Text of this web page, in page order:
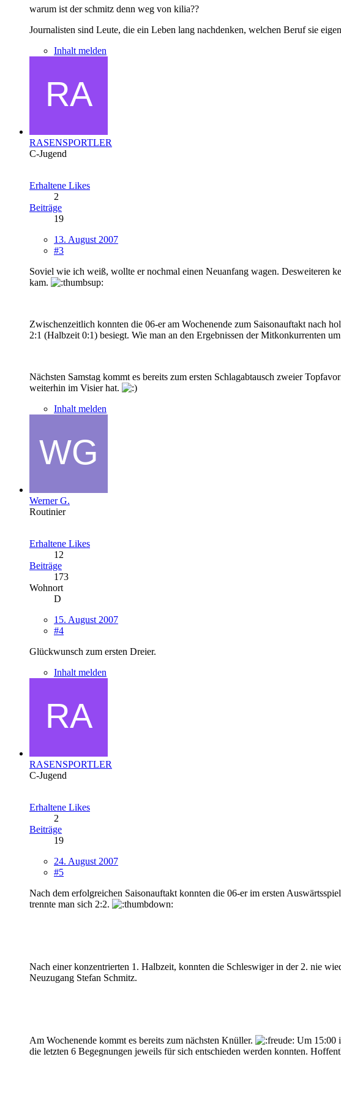
warum ist der schmitz denn weg von kilia??
Journalisten sind Leute, die ein Leben lang nachdenken, welchen Beruf sie
Inhalt melden
RASENSPORTLER
C-Jugend
Erhaltene Likes
2
Beiträge
19
13. August 2007
#3
Soviel wie ich weiß, wollte er nochmal einen Neuanfang wagen. Desweiteren
kam.
Zwischenzeitlich konnten die 06-er am Wochenende zum Saisonauftakt nach
2:1 (Halbzeit 0:1) besiegt. Wie man an den Ergebnissen der Mitkonkurrenten
Nächsten Samstag kommt es bereits zum ersten Schlagabtausch zweier
weiterhin im Visier hat.
Inhalt melden
Werner G.
Routinier
Erhaltene Likes
12
Beiträge
173
Wohnort
D
15. August 2007
#4
Glückwunsch zum ersten Dreier.
Inhalt melden
RASENSPORTLER
C-Jugend
Erhaltene Likes
2
Beiträge
19
24. August 2007
#5
Nach dem erfolgreichen Saisonauftakt konnten die 06-er im ersten
trennte man sich 2:2.
Nach einer konzentrierten 1. Halbzeit, konnten die Schleswiger in der 2. nie
Neuzugang Stefan Schmitz.
Am Wochenende kommt es bereits zum nächsten Knüller.
Um 15:00
die letzten 6 Begegnungen jeweils für sich entschieden werden konnten.